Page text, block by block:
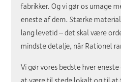
fabrikker. Og vi gør os umage
eneste af dem. Stærke
lang levetid – det skal være
mindste detalje, når Rationel
Vi gør vores bedste hver
at være til stede lokalt og til at